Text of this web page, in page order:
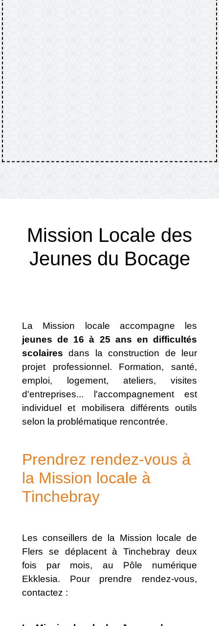
Mission Locale des
Jeunes du Bocage
La Mission locale accompagne les
jeunes de 16 à 25 ans en difficultés
scolaires dans la construction de leur
projet professionnel. Formation, santé,
emploi, logement, ateliers, visites
d'entreprises... l'accompagnement est
individuel et mobilisera différents outils
selon la problématique rencontrée.
Prendrez rendez-vous à
la Mission locale à
Tinchebray
Les conseillers de la Mission locale de
Flers se déplacent à Tinchebray deux
fois par mois, au Pôle numérique
Ekklesia. Pour prendre rendez-vous,
contactez :